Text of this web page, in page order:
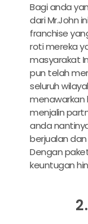
Bagi anda
dari Mr.John
franchise
roti mereka
masyarakat
pun telah
seluruh
menawarkan
menjalin
anda
berjualan
Dengan
keuntugan